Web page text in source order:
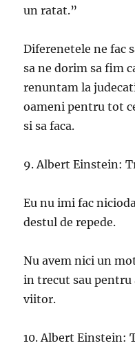
un ratat.”
Diferenetele ne fac
sa ne dorim sa fim
renuntam la
oameni pentru tot
si sa faca.
9. Albert Einstein:
Eu nu imi fac
destul de repede.
Nu avem nici un
in trecut sau
viitor.
10. Albert Einstein: